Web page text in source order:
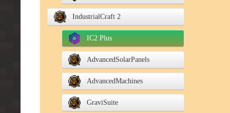
IndustrialCraft 2
IC2 Plus
AdvancedSolarPanels
AdvancedMachines
GraviSuite